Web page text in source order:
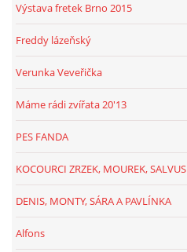
Výstava fretek Brno 2015
Freddy lázeňský
Verunka Veveřička
Máme rádi zvířata 20'13
PES FANDA
KOCOURCI ZRZEK, MOUREK, SALVUS
DENIS, MONTY, SÁRA A PAVLÍNKA
Alfons